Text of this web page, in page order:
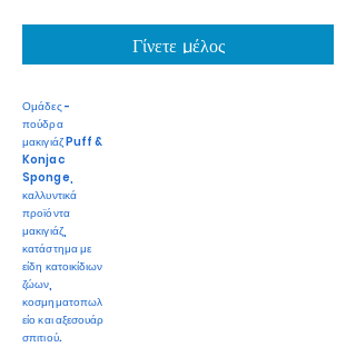
Γίνετε μέλος
Ομάδες -
πούδρα
μακιγιάζ Puff &
Konjac
Sponge,
καλλυντικά
προϊόντα
μακιγιάζ,
κατάστημα με
είδη κατοικίδιων
ζώων,
κοσμηματοπωλ
είο και αξεσουάρ
σπιτιού.